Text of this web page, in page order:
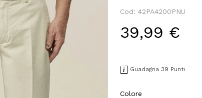
Cod: 42PA4200PNU
39,99 €
Guadagna 39 Punti
Colore